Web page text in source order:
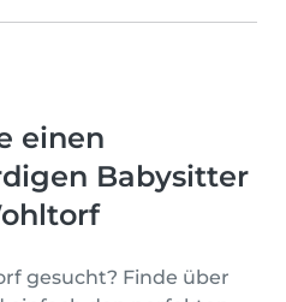
einen
Babysitter
gesucht? Finde über